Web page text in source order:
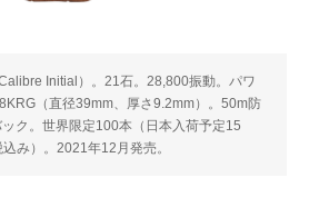
Initial）。21石。28,800振動。パワ
（直径39mm、厚さ9.2mm）。50m防
ク。世界限定100本（日本入荷予定15
み）。2021年12月発売。